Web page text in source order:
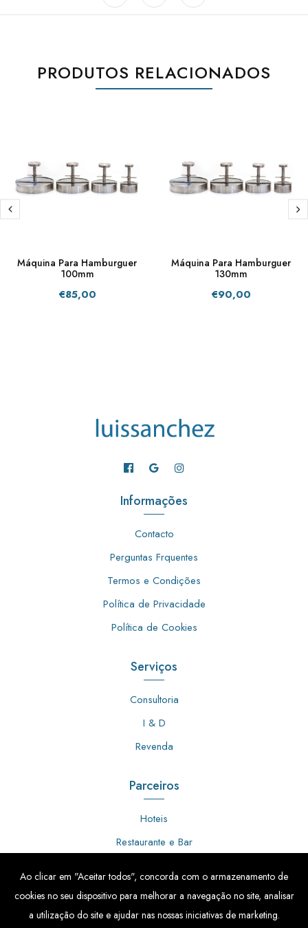
PRODUTOS RELACIONADOS
Máquina Para Hamburguer
100mm
€85,00
Máquina Para Hamburguer
130mm
€90,00
Informações
Contacto
Perguntas Frquentes
Termos e Condições
Política de Privacidade
Política de Cookies
Serviços
Consultoria
I & D
Revenda
Parceiros
Hoteis
Restaurante e Bar
Talhos
Indústria Alimentar
Ao clicar em "Aceitar todos", concorda com o armazenamento de
cookies no seu dispositivo para melhorar a navegação no site, analisar
a utilização do site e ajudar nas nossas iniciativas de marketing.